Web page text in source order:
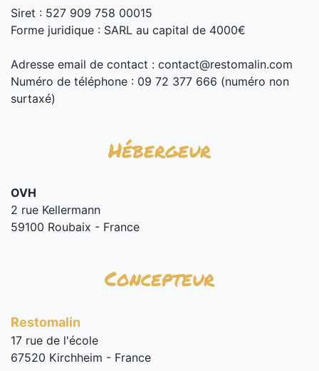
Siret : 527 909 758 00015
Forme juridique : SARL au capital de 4000€
Adresse email de contact : contact@restomalin.com
Numéro de téléphone : 09 72 377 666 (numéro non
surtaxé)
Hébergeur
OVH
2 rue Kellermann
59100 Roubaix - France
Concepteur
Restomalin
17 rue de l'école
67520 Kirchheim - France